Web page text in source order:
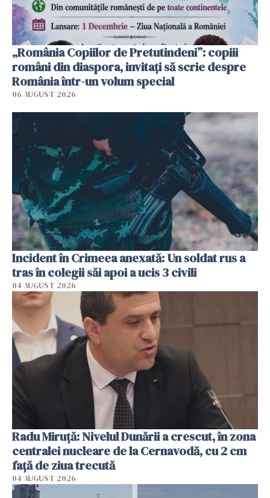
„România Copiilor de Pretutindeni”: copiii
români din diaspora, invitați să scrie despre
România într-un volum special
06 AUGUST 2026
Incident în Crimeea anexată: Un soldat rus a
tras în colegii săi apoi a ucis 3 civili
04 AUGUST 2026
Radu Miruţă: Nivelul Dunării a crescut, în zona
centralei nucleare de la Cernavodă, cu 2 cm
faţă de ziua trecută
04 AUGUST 2026